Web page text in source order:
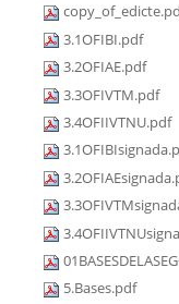
3.1OFIBI.pdf
3.2OFIAE.pdf
3.3OFIVTM.pdf
3.4OFIIVTNU.pdf
5.Bases.pdf